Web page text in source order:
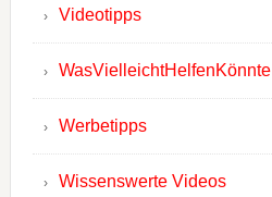
Videotipps
WasVielleichtHelfenKönnte
Werbetipps
Wissenswerte Videos